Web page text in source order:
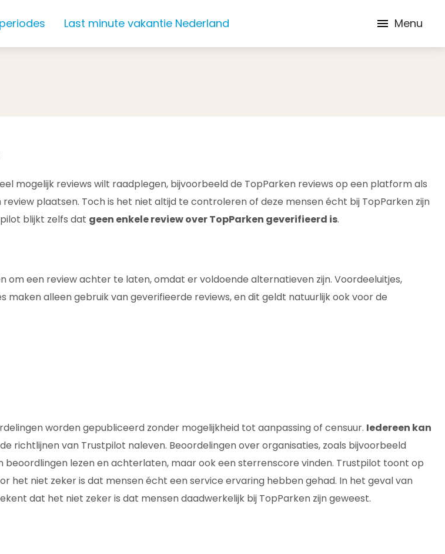
Last minute vakantie Nederland Menu
mogelijk reviews wilt raadplegen, bijvoorbeeld de TopParken reviews op een platform als
plaatsen. Toch is het niet altijd te controleren of deze mensen écht bij TopParken zijn
blijkt zelfs dat geen enkele review over TopParken geverifieerd is.
een review achter te laten, omdat er voldoende alternatieven zijn. Voordeeluitjes,
maken alleen gebruik van geverifieerde reviews, en dit geldt natuurlijk ook voor de
worden gepubliceerd zonder mogelijkheid tot aanpassing of censuur. Iedereen kan
richtlijnen van Trustpilot naleven. Beoordelingen over organisaties, zoals bijvoorbeeld
lezen en achterlaten, maar ook een sterrenscore vinden. Trustpilot toont op
het niet zeker is dat mensen écht een service ervaring hebben gehad. In het geval van
dat het niet zeker is dat mensen daadwerkelijk bij TopParken zijn geweest.